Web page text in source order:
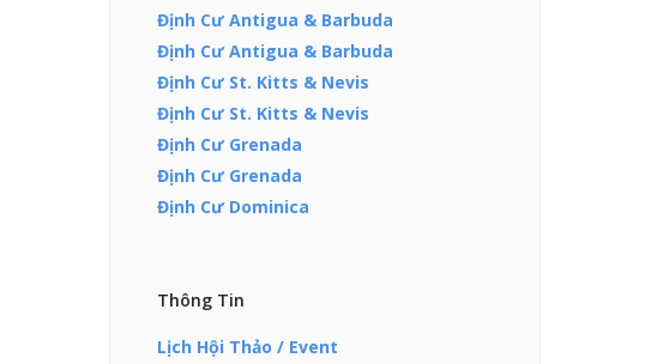
Định Cư Antigua & Barbuda
Định Cư Antigua & Barbuda
Định Cư St. Kitts & Nevis
Định Cư St. Kitts & Nevis
Định Cư Grenada
Định Cư Grenada
Định Cư Dominica
Thông Tin
Lịch Hội Thảo / Event